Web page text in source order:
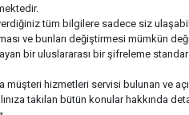
tüm bilgilere sadece siz
ve bunları değiştirmesi mümkün
bir uluslararası bir şifreleme
müşteri hizmetleri servisi bulunan ve
takılan bütün konular hakkında